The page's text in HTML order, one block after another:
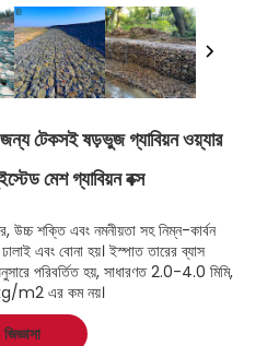
জন্য টেকসই ষড়ভুজ গ্যাবিয়ন ওয়্যার
মেশ গ্যাবিয়ন বক্স
উচ্চ শক্তি এবং নমনীয়তা সহ নিম্ন-কার্বন
ঢালাই এবং বোনা হয়। ইস্পাত তারের ব্যাস
পরিবর্তিত হয়, সাধারণত 2.0-4.0 মিমি,
m2 এর কম নয়।
জিজ্ঞাসা